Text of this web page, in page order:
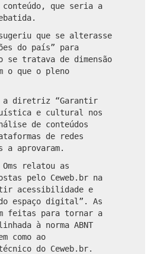
conteúdo, que seria a
que se alterasse
do país” para
tratava de dimensão
que o pleno
a diretriz “Garantir
e cultural nos
de conteúdos
de redes
a aprovaram.
relatou as
pelo Ceweb.br na
acessibilidade e
espaço digital”. As
feitas para tornar a
à norma ABNT
como ao
do Ceweb.br.